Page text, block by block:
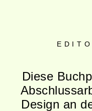
Diese
Design an